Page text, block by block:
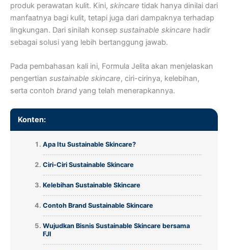
produk perawatan kulit. Kini, skincare tidak hanya dinilai dari
manfaatnya bagi kulit, tetapi juga dari dampaknya terhadap
lingkungan. Dari sinilah konsep sustainable skincare hadir
sebagai solusi yang lebih bertanggung jawab.
Pada pembahasan kali ini, Formula Jelita akan menjelaskan
pengertian sustainable skincare, ciri-cirinya, kelebihan,
serta contoh brand yang telah menerapkannya.
Konten:
Apa Itu Sustainable Skincare?
Ciri-Ciri Sustainable Skincare
Kelebihan Sustainable Skincare
Contoh Brand Sustainable Skincare
Wujudkan Bisnis Sustainable Skincare bersama
FJI